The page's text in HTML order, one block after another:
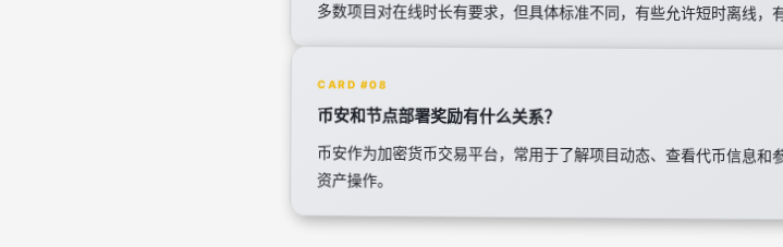
多数项目对在线时长有要求，但具体标准不同，有些允许短时离线，
CARD #08
币安和节点部署奖励有什么关系？
币安作为加密货币交易平台，常用于了解项目动态、查看代币信息
资产操作。